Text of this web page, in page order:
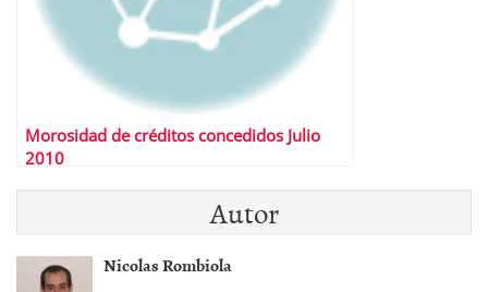
Morosidad de créditos concedidos Julio
2010
Autor
Nicolas Rombiola